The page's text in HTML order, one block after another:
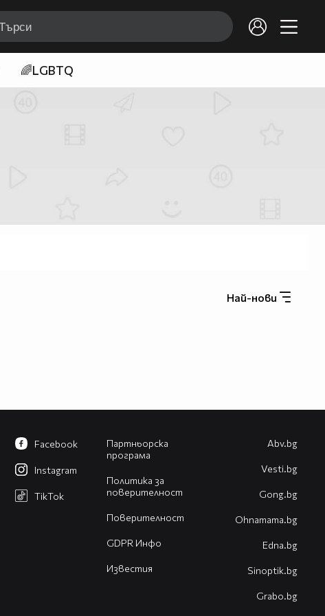
🌈LGBTQ
Най-нови
Партньорска
програма
Политика за
поверителност
Поверителност
GDPR Инфо
Известия
Facebook
Instagram
TikTok
Abv.bg
Vesti.bg
Gong.bg
Оhnamama.bg
Edna.bg
Sinoptik.bg
Grabo.bg